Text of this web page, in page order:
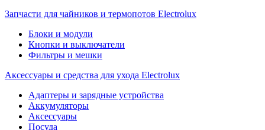
Запчасти для чайников и термопотов Electrolux
Блоки и модули
Кнопки и выключатели
Фильтры и мешки
Аксессуары и средства для ухода Electrolux
Адаптеры и зарядные устройства
Аккумуляторы
Аксессуары
Посуда